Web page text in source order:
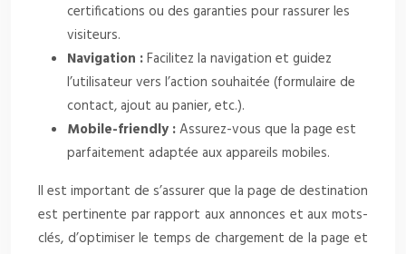
certifications ou des garanties pour rassurer les
visiteurs.
Navigation :Facilitez la navigation et guidez
l’utilisateur vers l’action souhaitée (formulaire de
contact, ajout au panier, etc.).
Mobile-friendly :Assurez-vous que la page est
parfaitement adaptée aux appareils mobiles.
Il est important de s’assurer que la page de destination
est pertinente par rapport aux annonces et aux mots-
clés, d’optimiser le temps de chargement de la page et